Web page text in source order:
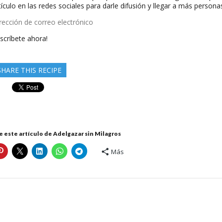
en las redes sociales para darle difusión y llegar a más
ahora!
THIS RECIPE
este artículo de Adelgazar sin Milagros
Más